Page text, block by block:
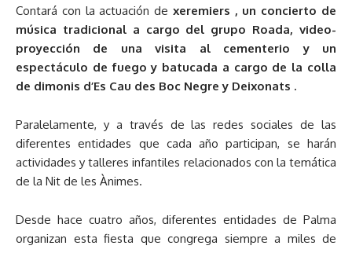
Contará con la actuación de xeremiers , un concierto de
música tradicional a cargo del grupo Roada, video-
proyección de una visita al cementerio y un
espectáculo de fuego y batucada a cargo de la colla
de dimonis d’Es Cau des Boc Negre y Deixonats .
Paralelamente, y a través de las redes sociales de las
diferentes entidades que cada año participan, se harán
actividades y talleres infantiles relacionados con la temática
de la Nit de les Ànimes.
Desde hace cuatro años, diferentes entidades de Palma
organizan esta fiesta que congrega siempre a miles de